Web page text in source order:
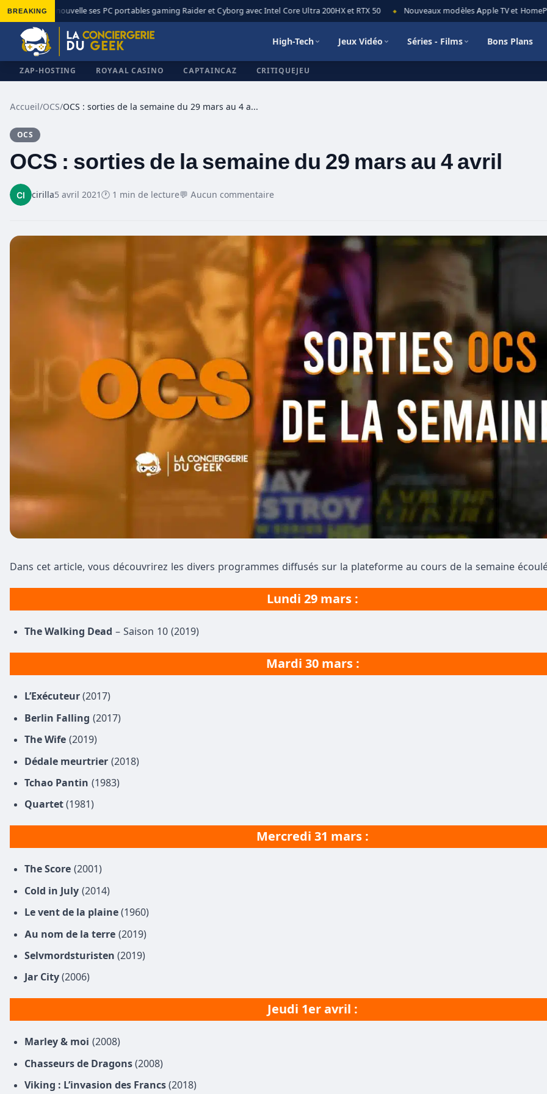
BREAKING
◆ MSI renouvelle ses PC portables gaming Raider et Cyborg avec Intel Core Ultra 200HX et RTX 50 Nouveaux modèles Apple TV et
High-Tech Jeux Vidéo Séries - Films Bons Plans
ZAP-HOSTING ROYAAL CASINO CAPTAINCAZ CRITIQUEJEU
Accueil/OCS/ OCS : sorties de la semaine du 29 mars au 4 avril
OCS
OCS : sorties de la semaine du 29 mars au 4 avril
cirilla5 avril 2021🕐 1 min de lecture💬 Aucun commentaire
Dans cet article, vous découvrirez les divers programmes diffusés sur la plateforme au cours de la semaine
Lundi 29 mars :
The Walking Dead – Saison 10 (2019)
Mardi 30 mars :
L’Exécuteur (2017)
Berlin Falling (2017)
The Wife (2019)
Dédale meurtrier (2018)
Tchao Pantin (1983)
Quartet (1981)
Mercredi 31 mars :
The Score (2001)
Cold in July (2014)
Le vent de la plaine (1960)
Au nom de la terre (2019)
Selvmordsturisten (2019)
Jar City (2006)
Jeudi 1er avril :
Marley & moi (2008)
Chasseurs de Dragons (2008)
Viking : L’invasion des Francs (2018)